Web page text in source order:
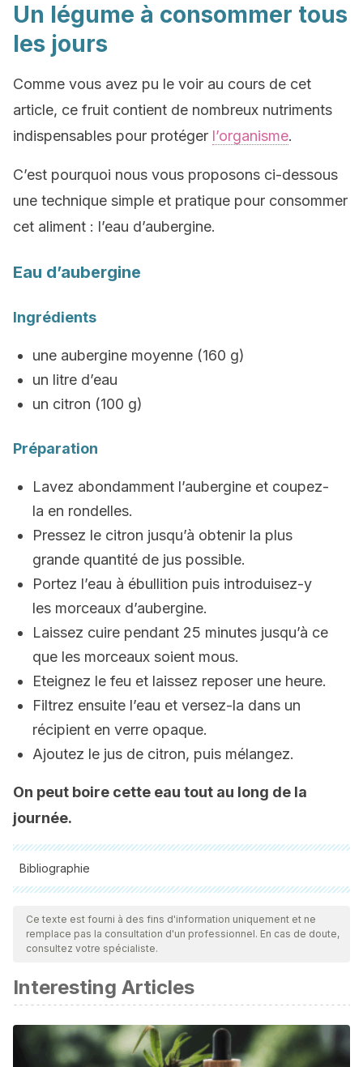
Un légume à consommer tous
les jours
Comme vous avez pu le voir au cours de cet
article, ce fruit contient de nombreux nutriments
indispensables pour protéger l’organisme.
C’est pourquoi nous vous proposons ci-dessous
une technique simple et pratique pour consommer
cet aliment : l’eau d’aubergine.
Eau d’aubergine
Ingrédients
une aubergine moyenne (160 g)
un litre d’eau
un citron (100 g)
Préparation
Lavez abondamment l’aubergine et coupez-
la en rondelles.
Pressez le citron jusqu’à obtenir la plus
grande quantité de jus possible.
Portez l’eau à ébullition puis introduisez-y
les morceaux d’aubergine.
Laissez cuire pendant 25 minutes jusqu’à ce
que les morceaux soient mous.
Eteignez le feu et laissez reposer une heure.
Filtrez ensuite l’eau et versez-la dans un
récipient en verre opaque.
Ajoutez le jus de citron, puis mélangez.
On peut boire cette eau tout au long de la
journée.
Bibliographie
Toutes les sources citées ont été examinées en profondeur
par notre équipe pour garantir leur qualité, leur fiabilité, leur
actualité et leur validité. La bibliographie de cet article a été
ou scientifique
Aguilera-Otíz M, del Carmen Reza-Vargas M, Chew-
Madinaveita RG, Meza-Velázquez JA. Propiedades
funcionales de las antocianinas. Biotecnia 2011; 13 (2): 16-
Ce texte est fourni à des fins d'information uniquement et ne
remplace pas la consultation d'un professionnel. En cas de doute,
consultez votre spécialiste.
Interesting Articles